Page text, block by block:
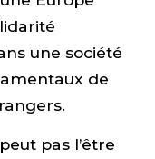
une société
de
pas l’être